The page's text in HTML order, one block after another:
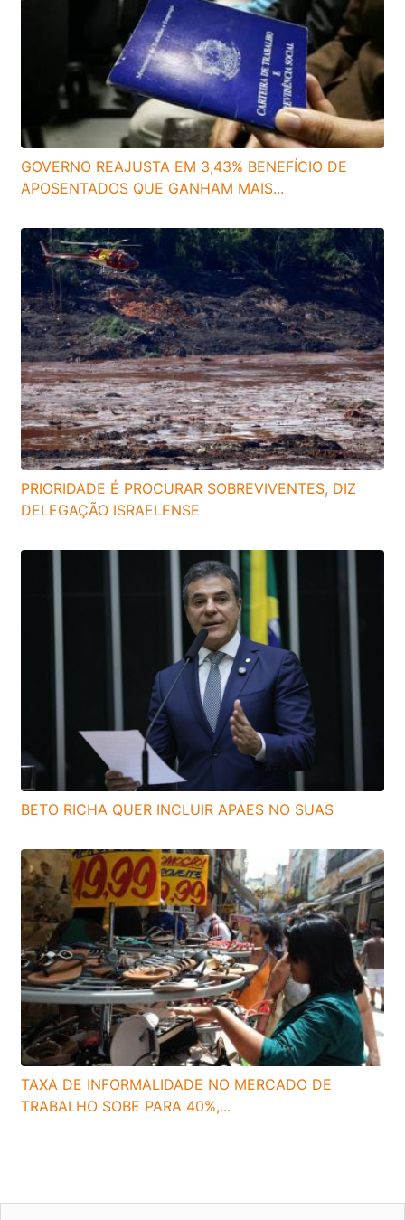
GOVERNO REAJUSTA EM 3,43% BENEFÍCIO DE
APOSENTADOS QUE GANHAM MAIS...
PRIORIDADE É PROCURAR SOBREVIVENTES, DIZ
DELEGAÇÃO ISRAELENSE
BETO RICHA QUER INCLUIR APAES NO SUAS
TAXA DE INFORMALIDADE NO MERCADO DE
TRABALHO SOBE PARA 40%,...